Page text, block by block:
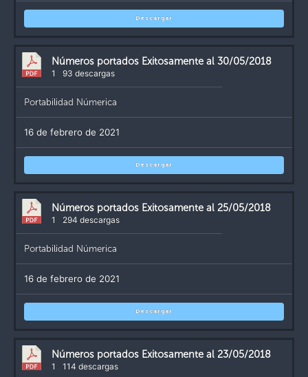
Descargar
Números portados Exitosamente al 30/05/2018
1 93 descargas
Portabilidad Númerica
16 de febrero de 2021
Descargar
Números portados Exitosamente al 25/05/2018
1 294 descargas
Portabilidad Númerica
16 de febrero de 2021
Descargar
Números portados Exitosamente al 23/05/2018
1 114 descargas